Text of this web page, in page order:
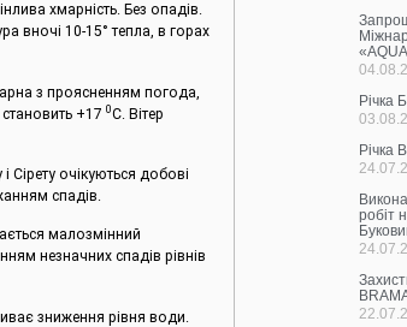
хмарність. Без опадів.
вночі 10-15° тепла, в горах
з проясненням погода,
становить +170С. Вітер
Сірету очікуються добові
спадів.
малозмінний
незначних спадів рівнів
зниження рівня води.
Річка
Річка
робіт